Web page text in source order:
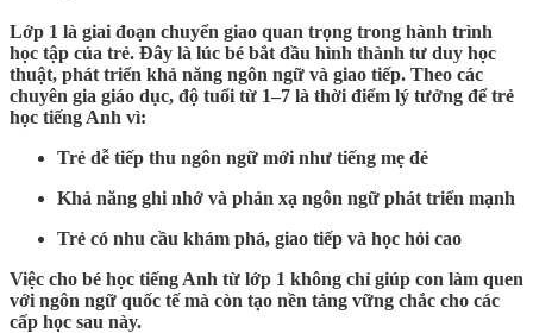
Lớp 1 là giai đoạn chuyển giao quan trọng trong hành trình
học tập của trẻ. Đây là lúc bé bắt đầu hình thành tư duy học
thuật, phát triển khả năng ngôn ngữ và giao tiếp. Theo các
chuyên gia giáo dục, độ tuổi từ 1–7 là thời điểm lý tưởng để trẻ
học tiếng Anh vì:
Trẻ dễ tiếp thu ngôn ngữ mới như tiếng mẹ đẻ
Khả năng ghi nhớ và phản xạ ngôn ngữ phát triển mạnh
Trẻ có nhu cầu khám phá, giao tiếp và học hỏi cao
Việc cho bé học tiếng Anh từ lớp 1 không chỉ giúp con làm quen
với ngôn ngữ quốc tế mà còn tạo nền tảng vững chắc cho các
cấp học sau này.